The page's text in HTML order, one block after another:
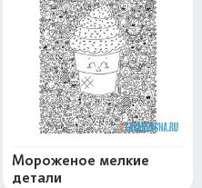
Мороженое мелкие
детали